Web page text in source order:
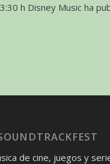
h Disney Music ha
de cine, juegos y